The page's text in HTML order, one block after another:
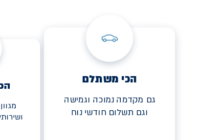
הכי משתלם
גם מקדמה נמוכה וגמישה
וגם תשלום חודשי נוח